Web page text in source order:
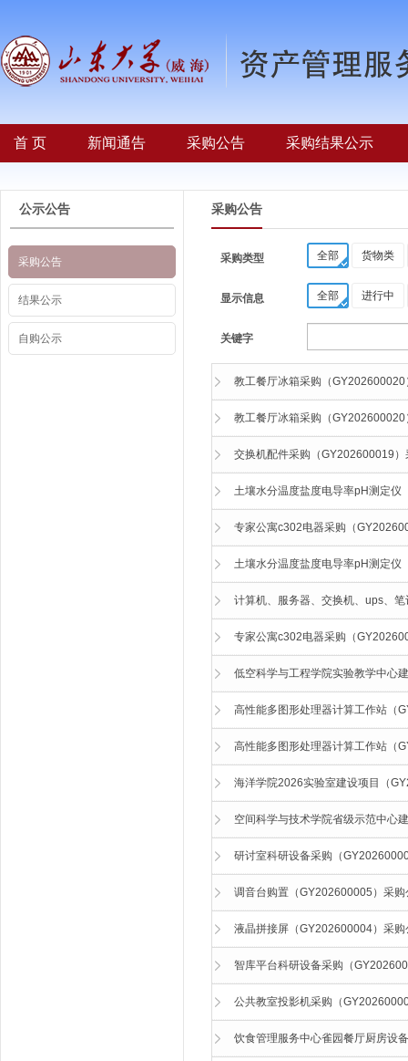
首 页 新闻通告 采购公告 采购结果公示
公示公告
采购公告
结果公示
自购公示
采购公告
采购类型 全部 货物类
显示信息 全部 进行中
关键字
教工餐厅冰箱采购（GY202600020
教工餐厅冰箱采购（GY202600020
交换机配件采购（GY202600019）
土壤水分温度盐度电导率pH测定仪
专家公寓c302电器采购（
土壤水分温度盐度电导率pH测定仪
计算机、服务器、交换机、ups、
专家公寓c302电器采购（
低空科学与工程学院实验教学中心
高性能多图形处理器计算工作站（
高性能多图形处理器计算工作站（
海洋学院2026实验室建设项目（
空间科学与技术学院省级示范中心
研讨室科研设备采购（
调音台购置（GY202600005）采购
液晶拼接屏（GY202600004）采购
智库平台科研设备采购（
公共教室投影机采购（
饮食管理服务中心雀园餐厅厨房设